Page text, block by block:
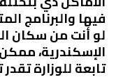
فيها والبرنامج
لو أنت من سكان
الإسكندرية،
تابعة للوزارة